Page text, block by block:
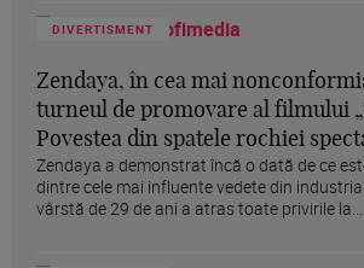
DIVERTISMENT
Zendaya, în cea mai
turneul de promovare al filmului
Povestea din spatele rochiei
Zendaya a demonstrat încă o dată de ce
dintre cele mai influente vedete din
vârstă de 29 de ani a atras toate privirile la...